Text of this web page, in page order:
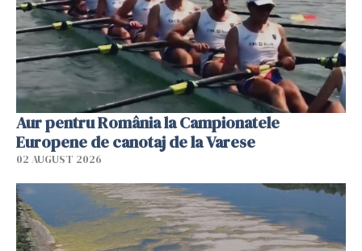
Aur pentru România la Campionatele
Europene de canotaj de la Varese
02 AUGUST 2026